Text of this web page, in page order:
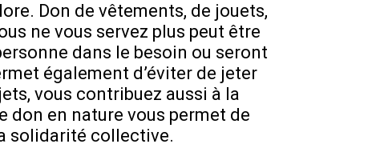
Don de vêtements, de jouets,
ne vous servez plus peut être
dans le besoin ou seront
également d’éviter de jeter
vous contribuez aussi à la
don en nature vous permet de
solidarité collective.